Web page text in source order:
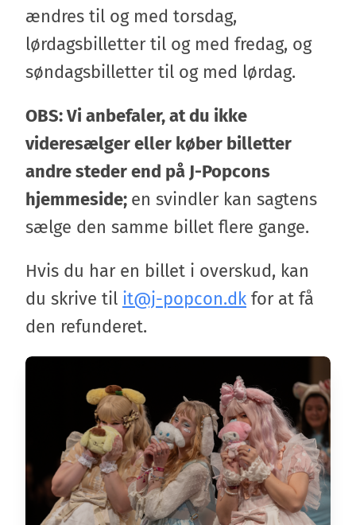
ændres til og med torsdag,
lørdagsbilletter til og med fredag, og
OBS: Vi anbefaler, at du ikke
videresælger eller køber billetter
andre steder end på J-Popcons
hjemmeside; en svindler kan sagtens
sælge den samme billet flere gange.
Hvis du har en billet i overskud, kan
du skrive til it@j-popcon.dk for at få
den refunderet.